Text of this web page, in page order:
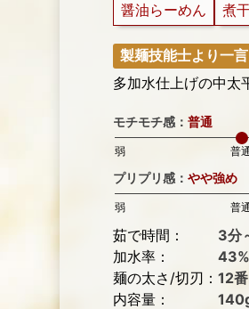
醤油らーめん 煮
製麺技能士より一言
多加水仕上げの中太
モチモチ感：普通
弱 普
プリプリ感：やや強め
弱 普
茹で時間：
3分
加水率：
43%
麺の太さ/切刃：12番
内容量：